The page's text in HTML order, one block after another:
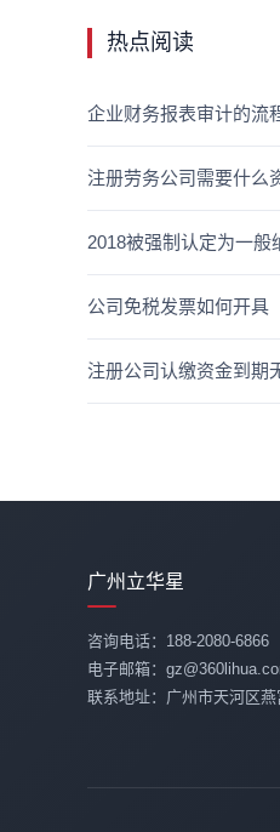
热点阅读
企业财务报表审计的流
注册劳务公司需要什么
2018被强制认定为一般
公司免税发票如何开具
注册公司认缴资金到期
广州立华星
咨询电话：188-2080-6866
电子邮箱：
联系地址：广州市天河区